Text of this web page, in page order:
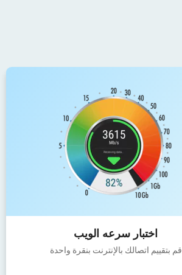
اختبار سرعه الويب
قم بتقييم اتصالك بالإنترنت بنقرة واحدة